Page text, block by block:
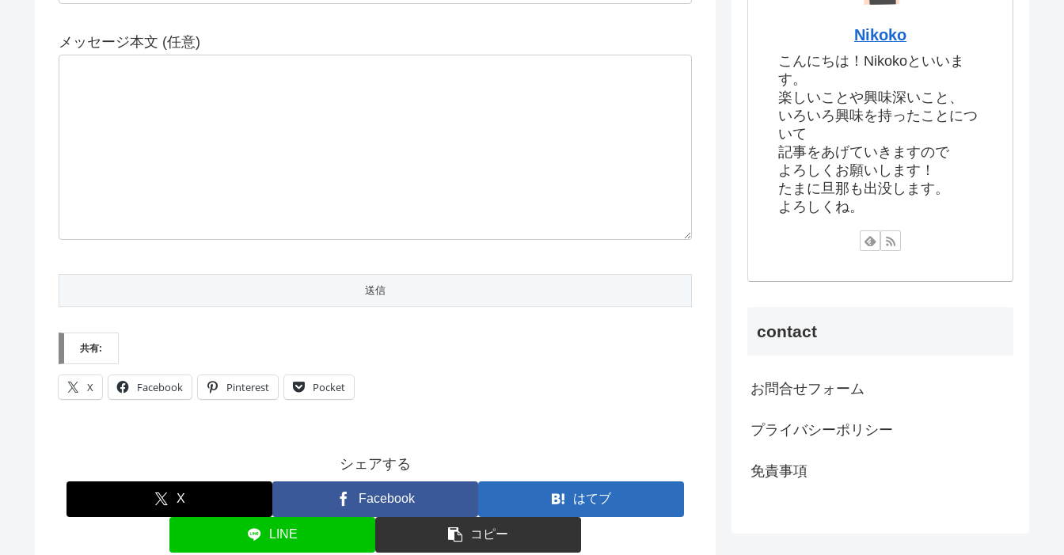
メッセージ本文 (任意)
共有:
X Facebook Pinterest Pocket
シェアする
X Facebook はてブ
LINE コピー
Nikoko
こんにちは！Nikokoといいま
す。
楽しいことや興味深いこと、
いろいろ興味を持ったことにつ
いて
記事をあげていきますので
よろしくお願いします！
たまに旦那も出没します。
よろしくね。
contact
お問合せフォーム
プライバシーポリシー
免責事項